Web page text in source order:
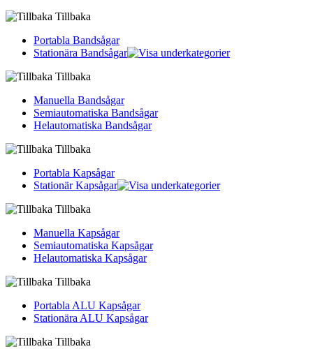
Tillbaka
Portabla Bandsågar
Stationära Bandsågar
Tillbaka
Manuella Bandsågar
Semiautomatiska Bandsågar
Helautomatiska Bandsågar
Tillbaka
Portabla Kapsågar
Stationär Kapsågar
Tillbaka
Manuella Kapsågar
Semiautomatiska Kapsågar
Helautomatiska Kapsågar
Tillbaka
Portabla ALU Kapsågar
Stationära ALU Kapsågar
Tillbaka